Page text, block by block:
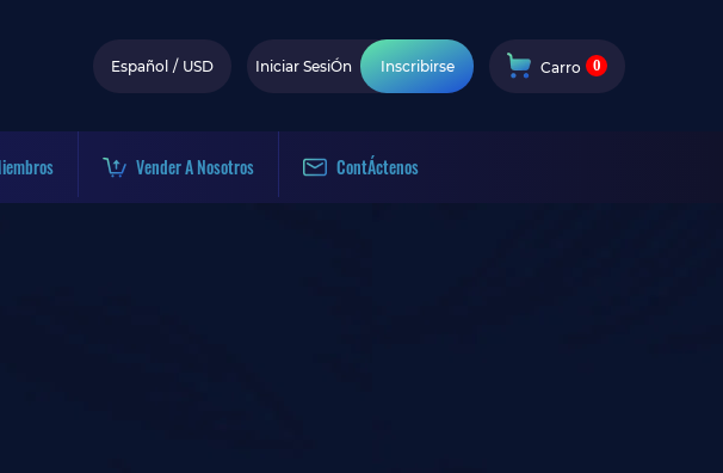
Español / USD Iniciar SesiÓn Inscribirse Carro 0
Vender A Nosotros ContÁctenos